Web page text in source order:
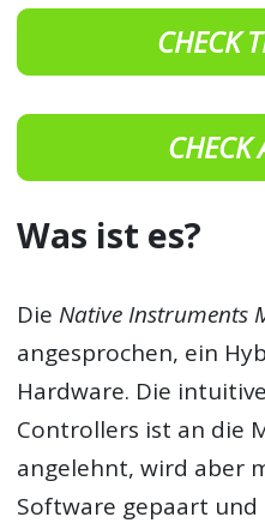
CHECK
CHECK
Was ist es?
DieNative Instruments
angesprochen, ein
Hardware. Die
Controllers ist an die
angelehnt, wird aber
Software gepaart